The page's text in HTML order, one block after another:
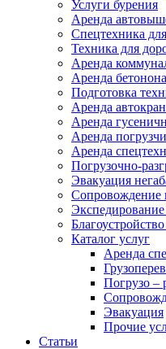
Услуги бурения
Аренда
Спецтехника
Техника для
Аренда
Аренда
Подготовка
Аренда
Аренда
Аренда
Аренда
Погрузочно-
Эвакуация
Сопровождение
Экспедирование
Каталог услуг
Аренда
Погрузо –
Эвакуация
Прочие
Статьи